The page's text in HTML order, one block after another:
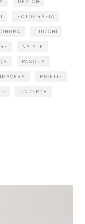
DESIGN
FOTOGRAFIA
LUOGHI
NATALE
PASQUA
RICETTE
UNDER 18